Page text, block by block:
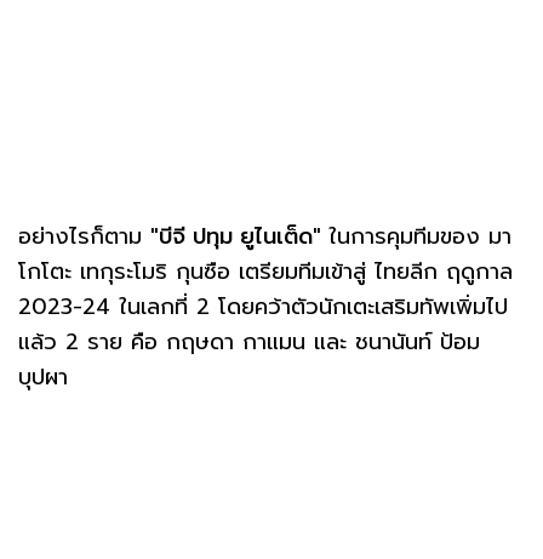
อย่างไรก็ตาม "บีจี ปทุม ยูไนเต็ด" ในการคุมทีมของ มา
โกโตะ เทกุระโมริ กุนซือ เตรียมทีมเข้าสู่ ไทยลีก ฤดูกาล
2023-24 ในเลกที่ 2 โดยคว้าตัวนักเตะเสริมทัพเพิ่มไป
แล้ว 2 ราย คือ กฤษดา กาแมน และ ชนานันท์ ป้อม
บุปผา